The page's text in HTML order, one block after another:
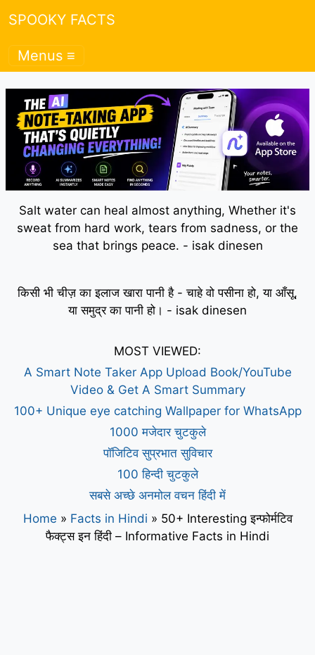
SPOOKY FACTS
Menus ≡
Salt water can heal almost anything, Whether it's
sweat from hard work, tears from sadness, or the
sea that brings peace. - isak dinesen
किसी भी चीज़ का इलाज खारा पानी है - चाहे वो पसीना हो, या आँसू,
या समुद्र का पानी हो। - isak dinesen
MOST VIEWED:
A Smart Note Taker App Upload Book/YouTube
Video & Get A Smart Summary
100+ Unique eye catching Wallpaper for WhatsApp
1000 मजेदार चुटकुले
पॉजिटिव सुप्रभात सुविचार
100 हिन्दी चुटकुले
सबसे अच्छे अनमोल वचन हिंदी में
Home » Facts in Hindi » 50+ Interesting इन्फोर्मटिव
फैक्ट्स इन हिंदी – Informative Facts in Hindi